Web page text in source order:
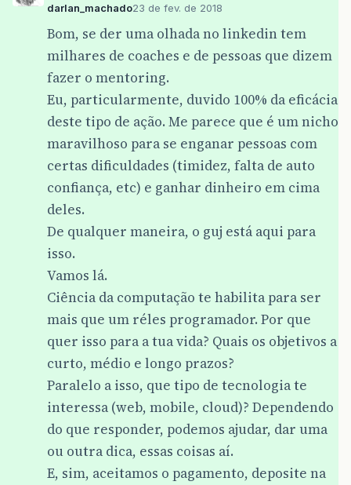
darlan_machado23 de fev. de 2018
Bom, se der uma olhada no linkedin tem
milhares de coaches e de pessoas que dizem
fazer o mentoring.
Eu, particularmente, duvido 100% da eficácia
deste tipo de ação. Me parece que é um nicho
maravilhoso para se enganar pessoas com
certas dificuldades (timidez, falta de auto
confiança, etc) e ganhar dinheiro em cima
deles.
De qualquer maneira, o guj está aqui para
isso.
Vamos lá.
Ciência da computação te habilita para ser
mais que um réles programador. Por que
quer isso para a tua vida? Quais os objetivos a
curto, médio e longo prazos?
Paralelo a isso, que tipo de tecnologia te
interessa (web, mobile, cloud)? Dependendo
do que responder, podemos ajudar, dar uma
ou outra dica, essas coisas aí.
E, sim, aceitamos o pagamento, deposite na